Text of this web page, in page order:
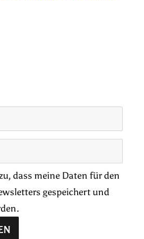
dass meine Daten für den
gespeichert und